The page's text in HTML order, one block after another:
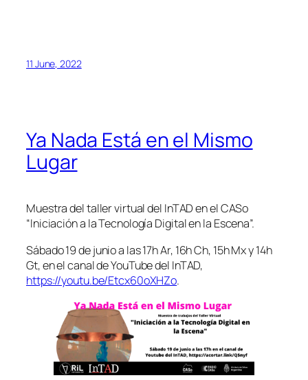
11 June, 2022
Ya Nada Está en el Mismo
Lugar
Muestra del taller virtual del InTAD en el CASo
“Iniciación a la Tecnología Digital en la Escena”.
Sábado 19 de junio a las 17h Ar, 16h Ch, 15h Mx y 14h
Gt, en el canal de YouTube del InTAD,
https://youtu.be/Etcx60oXHZo.